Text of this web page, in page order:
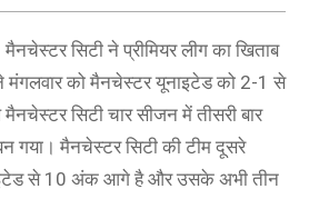
सिटी ने प्रीमियर लीग का खिताब
मंगलवार को मैनचेस्‍टर यूनाइटेड को 2-1 से
सिटी चार सीजन में तीसरी बार
गया। मैनचेस्‍टर सिटी की टीम दूसरे
से 10 अंक आगे है और उसके अभी तीन